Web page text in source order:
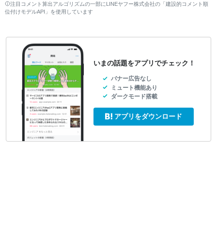
注目コメント算出アルゴリズムの一部にLINEヤフー株式会社の「建設的コメント順
位付けモデルAPI」を使用しています
いまの話題をアプリでチェック！
バナー広告なし
ミュート機能あり
ダークモード搭載
アプリをダウンロード